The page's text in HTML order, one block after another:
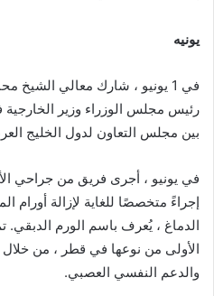
يونيه
في 1 يونيو ، شارك معالي
رئيس مجلس الوزراء وزير الخارجية
بين مجلس التعاون لدول الخليج
في يونيو ، أجرى فريق من جراحي
إجراءً متخصصًا للغاية لإزالة
الدماغ ، يُعرف باسم الورم الدبقي.
الأولى من نوعها في قطر ، من خلال
والدعم النفسي العصبي.